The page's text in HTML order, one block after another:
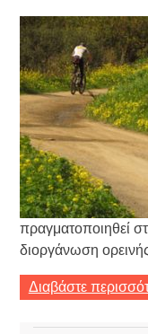
πραγματοποιηθεί
διοργάνωση
Διαβάστε